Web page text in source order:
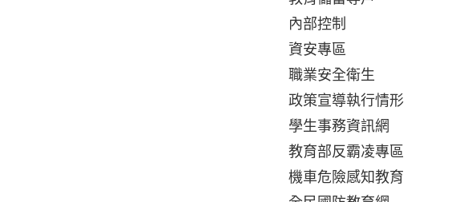
內部控制
資安專區
職業安全衛生
政策宣導執行情形
學生事務資訊網
教育部反霸凌專區
機車危險感知教育